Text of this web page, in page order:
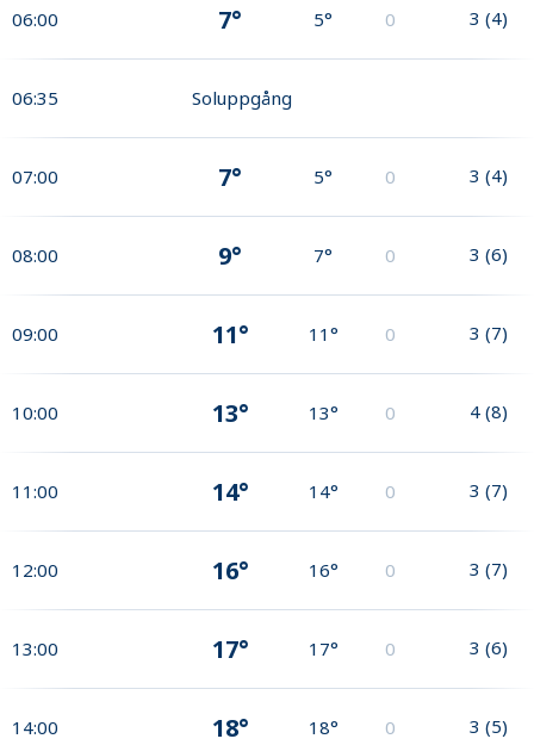
06:00 7° 5° 0 3 (4)
06:35 Soluppgång
07:00 7° 5° 0 3 (4)
08:00 9° 7° 0 3 (6)
09:00 11° 11° 0 3 (7)
10:00 13° 13° 0 4 (8)
11:00 14° 14° 0 3 (7)
12:00 16° 16° 0 3 (7)
13:00 17° 17° 0 3 (6)
14:00 18° 18° 0 3 (5)